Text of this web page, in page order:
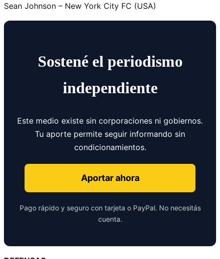
Sean Johnson – New York City FC (USA)
Sostené el periodismo
independiente
Este medio existe sin corporaciones ni gobiernos.
Tu aporte permite seguir informando sin
condicionamientos.
Aportar ahora
Pago rápido y seguro con tarjeta o PayPal. No necesitás
cuenta.